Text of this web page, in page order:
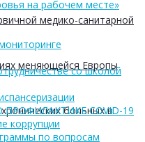
медико-санитарной
меняющейся Европы
больных в
на рабочем месте»
со школой
COVID-19
коррупции
по вопросам